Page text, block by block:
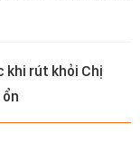
khi rút khỏi Chị